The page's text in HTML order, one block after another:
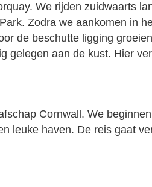
We rijden zuidwaarts
Zodra we aankomen in
de beschutte ligging
gelegen aan de kust. Hier
Cornwall. We
leuke haven. De reis gaat